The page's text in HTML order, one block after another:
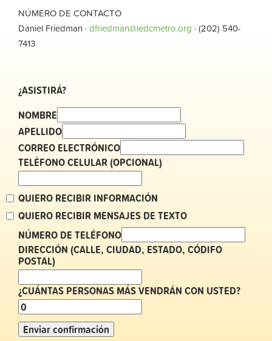
NÚMERO DE CONTACTO
Daniel Friedman ·dfriedman@ledcmetro.org · (202) 540-
7413
¿ASISTIRÁ?
NOMBRE
APELLIDO
CORREO ELECTRÓNICO
TELÉFONO CELULAR (OPCIONAL)
QUIERO RECIBIR INFORMACIÓN
QUIERO RECIBIR MENSAJES DE TEXTO
NÚMERO DE TELÉFONO
DIRECCIÓN (CALLE, CIUDAD, ESTADO, CÓDIFO
POSTAL)
¿CUÁNTAS PERSONAS MÁS VENDRÁN CON USTED?